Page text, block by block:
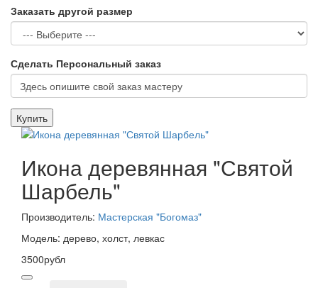
Заказать другой размер
Сделать Персональный заказ
Купить
Икона деревянная "Святой
Шарбель"
Производитель: Мастерская "Богомаз"
Модель: дерево, холст, левкас
3500рубл